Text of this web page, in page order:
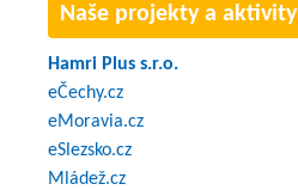
Naše projekty a aktivity
Hamri Plus s.r.o.
eČechy.cz
eMoravia.cz
eSlezsko.cz
Mládež.cz